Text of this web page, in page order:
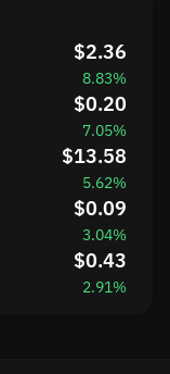
$2.36
8.83%
$0.20
7.05%
$13.58
5.62%
$0.09
3.04%
$0.43
2.91%